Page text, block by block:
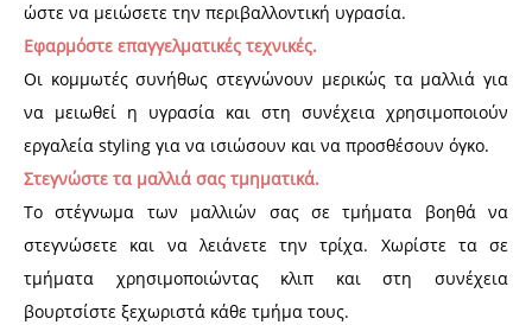
ώστε να μειώσετε την περιβαλλοντική υγρασία.
Εφαρμόστε επαγγελματικές τεχνικές.
Οι κομμωτές συνήθως στεγνώνουν μερικώς τα μαλλιά για
να μειωθεί η υγρασία και στη συνέχεια χρησιμοποιούν
εργαλεία styling για να ισιώσουν και να προσθέσουν όγκο.
Στεγνώστε τα μαλλιά σας τμηματικά.
Το στέγνωμα των μαλλιών σας σε τμήματα βοηθά να
στεγνώσετε και να λειάνετε την τρίχα. Χωρίστε τα σε
τμήματα χρησιμοποιώντας κλιπ και στη συνέχεια
βουρτσίστε ξεχωριστά κάθε τμήμα τους.